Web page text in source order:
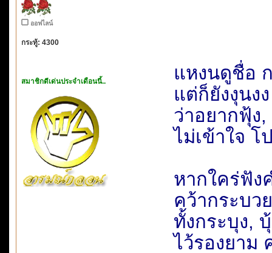
ออฟไลน์
กระทู้: 4300
สมาชิกดีเด่นประจำเดือนนี้..
แหงนดูชื่อ
แต่ก็ยังงุนง
ว่าอยากฟุ้ง
ไม่เข้าใจ
หากใคร่ฟัง
คว้ากระบว
ทั้งกระบุง,
ไว้รองยาม